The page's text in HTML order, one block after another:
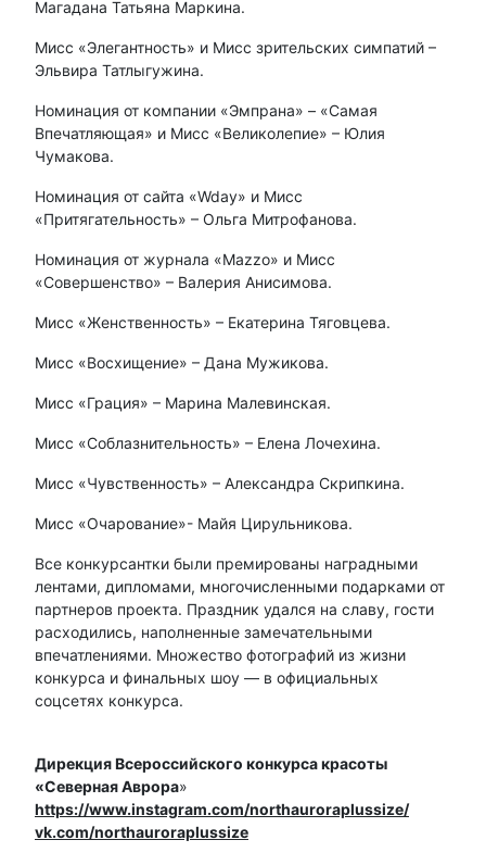
Магадана Татьяна Маркина.
Мисс «Элегантность» и Мисс зрительских симпатий –
Эльвира Татлыгужина.
Номинация от компании «Эмпрана» – «Самая
Впечатляющая» и Мисс «Великолепие» – Юлия
Чумакова.
Номинация от сайта «Wday» и Мисс
«Притягательность» – Ольга Митрофанова.
Номинация от журнала «Mazzo» и Мисс
«Совершенство» – Валерия Анисимова.
Мисс «Женственность» – Екатерина Тяговцева.
Мисс «Восхищение» – Дана Мужикова.
Мисс «Грация» – Марина Малевинская.
Мисс «Соблазнительность» – Елена Лочехина.
Мисс «Чувственность» – Александра Скрипкина.
Мисс «Очарование»- Майя Цирульникова.
Все конкурсантки были премированы наградными
лентами, дипломами, многочисленными подарками от
партнеров проекта. Праздник удался на славу, гости
расходились, наполненные замечательными
впечатлениями. Множество фотографий из жизни
конкурса и финальных шоу — в официальных
соцсетях конкурса.
Дирекция Всероссийского конкурса красоты
«Северная Аврора»
https://www.instagram.com/northauroraplussize/
vk.com/northauroraplussize